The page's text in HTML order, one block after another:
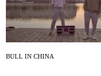
BULL IN CHINA